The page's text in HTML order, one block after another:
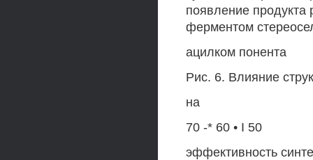
появление продукта
ферментом
ацилком понента
Рис. 6. Влияние
на
70 -* 60 • I 50
эффективность